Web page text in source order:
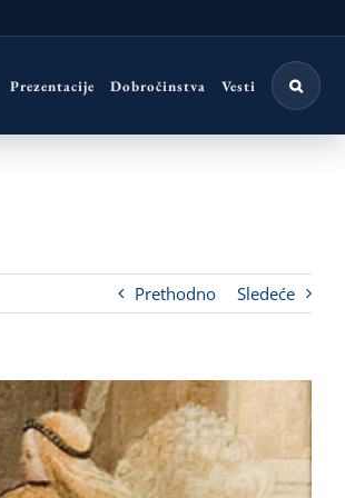
Prezentacije Dobročinstva Vesti
Prethodno Sledeće